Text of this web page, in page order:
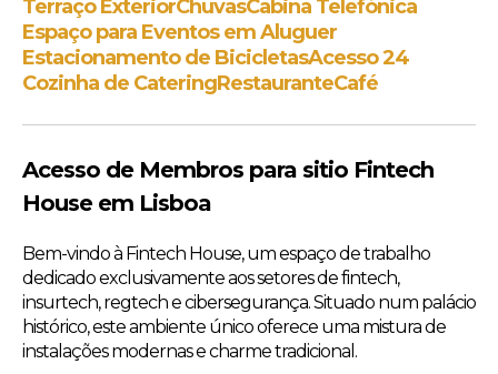
Terraço ExteriorChuvasCabina Telefónica
Espaço para Eventos em Aluguer
Estacionamento de BicicletasAcesso 24
Cozinha de CateringRestauranteCafé
Acesso de Membros para sitio Fintech
House em Lisboa
Bem-vindo à Fintech House, um espaço de trabalho
dedicado exclusivamente aos setores de fintech,
insurtech, regtech e cibersegurança. Situado num palácio
histórico, este ambiente único oferece uma mistura de
instalações modernas e charme tradicional.